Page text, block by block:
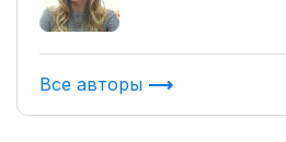
Все авторы